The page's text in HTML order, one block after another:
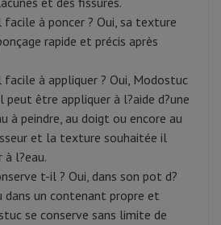
à poncer ? Oui, sa texture
rapide et précis après
à appliquer ? Oui, Modostuc
être appliquer à l?aide d?une
à peindre, au doigt ou encore au
et la texture souhaitée il
l?eau.
t-il ? Oui, dans son pot d?
dans un contenant propre et
se conserve sans limite de